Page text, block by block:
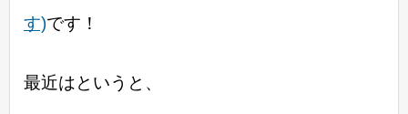
す)です！
最近はというと、